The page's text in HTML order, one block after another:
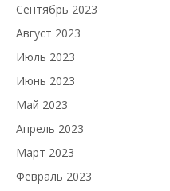
Сентябрь 2023
Август 2023
Июль 2023
Июнь 2023
Май 2023
Апрель 2023
Март 2023
Февраль 2023